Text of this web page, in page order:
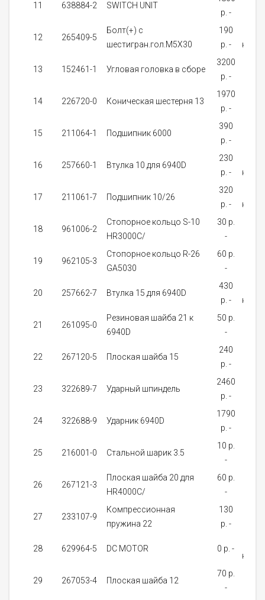
11 638884-2 SWITCH UNIT
p. -
12 265409-5
Болт(+) с
шестигран.гол.M5X30
190
p. -
13 152461-1 Угловая головка в сборе
3200
p. -
14 226720-0 Коническая шестерня 13
1970
p. -
15 211064-1 Подшипник 6000
390
p. -
16 257660-1 Bтулка 10 для 6940D
230
p. -
17 211061-7 Подшипник 10/26
320
p. -
18 961006-2
Стопорное кольцо S-10
HR3000C/
30 p.
-
19 962105-3
Стопорное кольцо R-26
GA5030
60 p.
-
20 257662-7 Bтулка 15 для 6940D
430
p. -
21 261095-0
Резиновая шайба 21 к
6940D
50 p.
-
22 267120-5 Плоская шайба 15
240
p. -
23 322689-7 Ударный шпиндель
2460
p. -
24 322688-9 Ударник 6940D
1790
p. -
25 216001-0 Стальной шарик 3.5
10 p.
-
26 267121-3
Плоская шайба 20 для
HR4000C/
60 p.
-
27 233107-9
Компрессионная
пружина 22
130
p. -
28 629964-5 DC MOTOR 0 p. -
29 267053-4 Плоская шайба 12
70 p.
-